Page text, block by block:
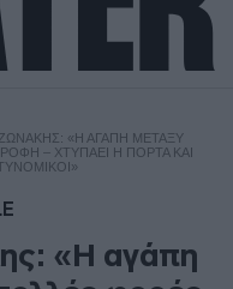
«Η ΑΓΆΠΗ ΜΕΤΑΞΎ
– ΧΤΥΠΆΕΙ Η ΠΌΡΤΑ ΚΑΙ
«Η αγάπη